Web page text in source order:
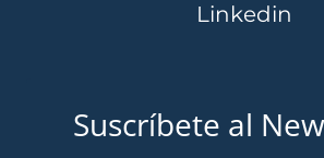
Linkedin
Suscríbete al